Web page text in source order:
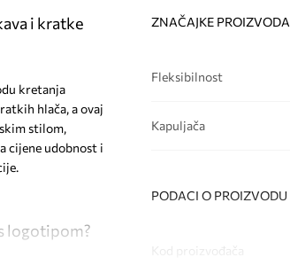
i kratke
kretanja
hlača, a ovaj
stilom,
cijene udobnost i
logotipom?
ZNAČAJKE PROIZVODA
Fleksibilnost
Kapuljača
PODACI O PROIZVODU